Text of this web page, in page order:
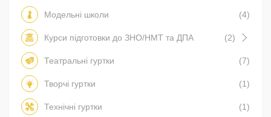
Модельні школи (4)
Курси підготовки до ЗНО/НМТ та ДПА (2)
Театральні гуртки (7)
Творчі гуртки (1)
Технічні гуртки (1)